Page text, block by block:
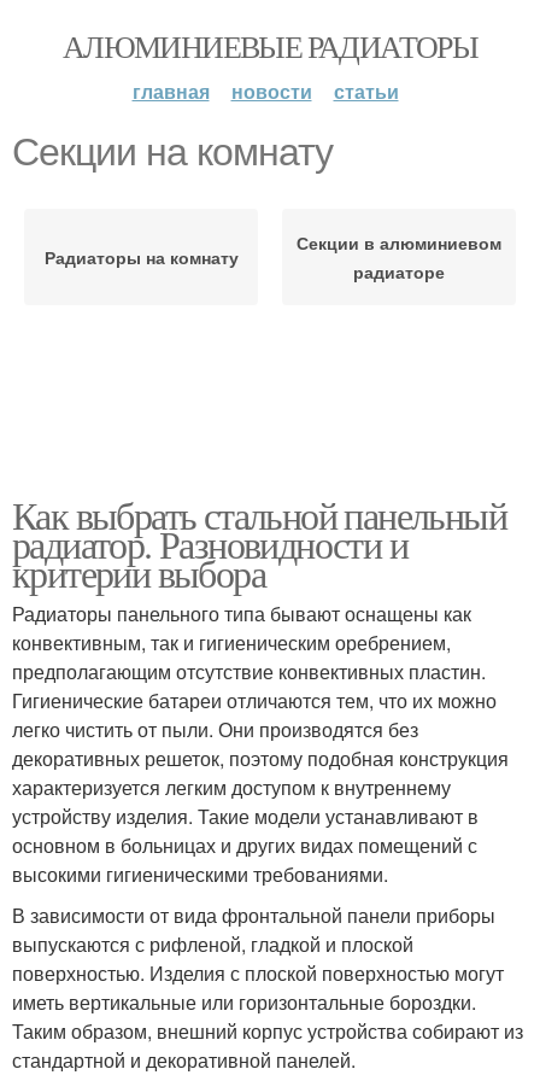
АЛЮМИНИЕВЫЕ РАДИАТОРЫ
главная новости статьи
Секции на комнату
Радиаторы на комнату
Секции в алюминиевом
радиаторе
Как выбрать стальной панельный
радиатор. Разновидности и
критерии выбора
Радиаторы панельного типа бывают оснащены как
конвективным, так и гигиеническим оребрением,
предполагающим отсутствие конвективных пластин.
Гигиенические батареи отличаются тем, что их можно
легко чистить от пыли. Они производятся без
декоративных решеток, поэтому подобная конструкция
характеризуется легким доступом к внутреннему
устройству изделия. Такие модели устанавливают в
основном в больницах и других видах помещений с
высокими гигиеническими требованиями.
В зависимости от вида фронтальной панели приборы
выпускаются с рифленой, гладкой и плоской
поверхностью. Изделия с плоской поверхностью могут
иметь вертикальные или горизонтальные бороздки.
Таким образом, внешний корпус устройства собирают из
стандартной и декоративной панелей.